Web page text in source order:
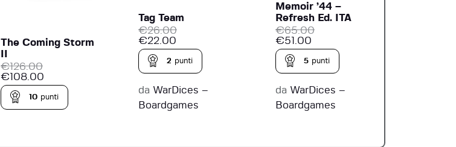
The Coming Storm
€126.00
€108.00
10 punti
Tag Team
€26.00
€22.00
2 punti
da WarDices –
Boardgames
Memoir ’44 –
Refresh Ed. ITA
€65.00
€51.00
5 punti
da WarDices –
Boardgames